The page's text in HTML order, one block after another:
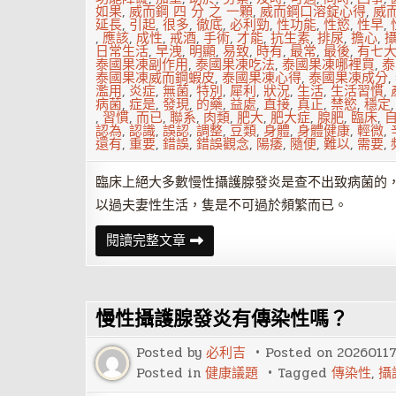
如果, 威而鋼 四 分 之 一顆,威而鋼口溶錠心得,威
延長, 引起,很多,徹底, 必利勁,性功能,性慾,性早,
, 應該,成性,戒酒,手術,才能,抗生素,排尿,擔心,
日常生活,早洩,明顯,易致,時有, 最常,最後,有七大
泰國果凍副作用,泰國果凍吃法,泰國果凍哪裡買,
泰國果凍威而鋼蝦皮,泰國果凍心得,泰國果凍成分,
濫用,炎症,無菌,特別,犀利, 狀況,生活, 生活習慣,
病菌, 症是, 發現, 的藥, 益處, 直接, 真正, 禁慾,穩定
,習慣, 而已,聯系, 肉類, 肥大, 肥大症, 腺肥,臨床,
認為,認識, 誤認, 調整,豆類,身體,身體健康,輕微,
還有, 重要, 錯誤, 錯誤觀念,陽痿,隨便,難以, 需要,
臨床上絕大多數慢性攝護腺發炎是查不出致病菌
以過夫妻性生活，隻是不可過於頻繁而已。
閱讀完整文章最
常
見
護
腺
疾
病
認
識
慢性攝護腺發炎有傳染性嗎？
Posted by 必利吉 Posted on 20260117
Posted in 健康議題 Tagged 傳染性, 攝